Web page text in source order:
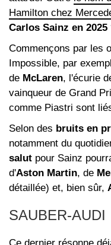
Hamilton chez
Carlos Sainz en 2025
Commençons par les
Impossible, par
de McLaren, l'écurie
vainqueur de Grand
comme Piastri sont
Selon des bruits en
notamment du
salut pour Sainz
d'Aston Martin, de
détaillée) et, bien sûr,
SAUBER-AUDI
Ce dernier résonne